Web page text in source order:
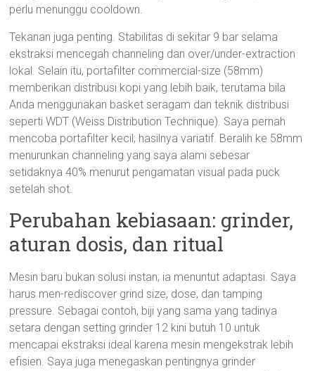
perlu menunggu cooldown.
Tekanan juga penting. Stabilitas di sekitar 9 bar selama
ekstraksi mencegah channeling dan over/under-extraction
lokal. Selain itu, portafilter commercial-size (58mm)
memberikan distribusi kopi yang lebih baik, terutama bila
Anda menggunakan basket seragam dan teknik distribusi
seperti WDT (Weiss Distribution Technique). Saya pernah
mencoba portafilter kecil; hasilnya variatif. Beralih ke 58mm
menurunkan channeling yang saya alami sebesar
setidaknya 40% menurut pengamatan visual pada puck
setelah shot.
Perubahan kebiasaan: grinder,
aturan dosis, dan ritual
Mesin baru bukan solusi instan; ia menuntut adaptasi. Saya
harus men-rediscover grind size, dose, dan tamping
pressure. Sebagai contoh, biji yang sama yang tadinya
setara dengan setting grinder 12 kini butuh 10 untuk
mencapai ekstraksi ideal karena mesin mengekstrak lebih
efisien. Saya juga menegaskan pentingnya grinder